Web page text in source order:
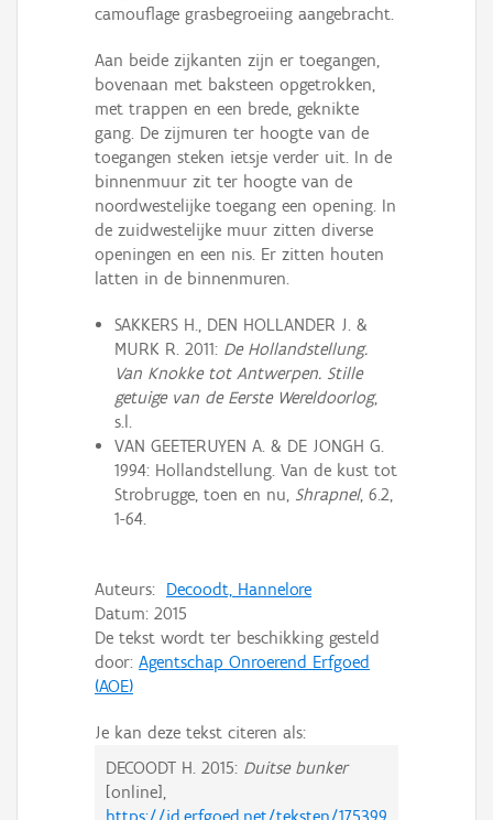
camouflage grasbegroeiing aangebracht.
Aan beide zijkanten zijn er toegangen,
bovenaan met baksteen opgetrokken,
met trappen en een brede, geknikte
gang. De zijmuren ter hoogte van de
toegangen steken ietsje verder uit. In de
binnenmuur zit ter hoogte van de
noordwestelijke toegang een opening. In
de zuidwestelijke muur zitten diverse
openingen en een nis. Er zitten houten
latten in de binnenmuren.
SAKKERS H., DEN HOLLANDER J. &
MURK R. 2011: De Hollandstellung.
Van Knokke tot Antwerpen. Stille
getuige van de Eerste Wereldoorlog,
s.l.
VAN GEETERUYEN A. & DE JONGH G.
1994: Hollandstellung. Van de kust tot
Strobrugge, toen en nu, Shrapnel, 6.2,
1-64.
Auteurs: Decoodt, Hannelore
Datum: 2015
De tekst wordt ter beschikking gesteld
door: Agentschap Onroerend Erfgoed
(AOE)
Je kan deze tekst citeren als:
DECOODT H. 2015: Duitse bunker
[online],